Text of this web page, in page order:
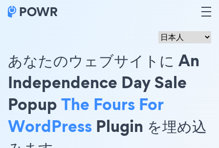
あなたのウェブサイトに An
Independence Day Sale
PopupThe Fours For
WordPress Plugin を埋め込